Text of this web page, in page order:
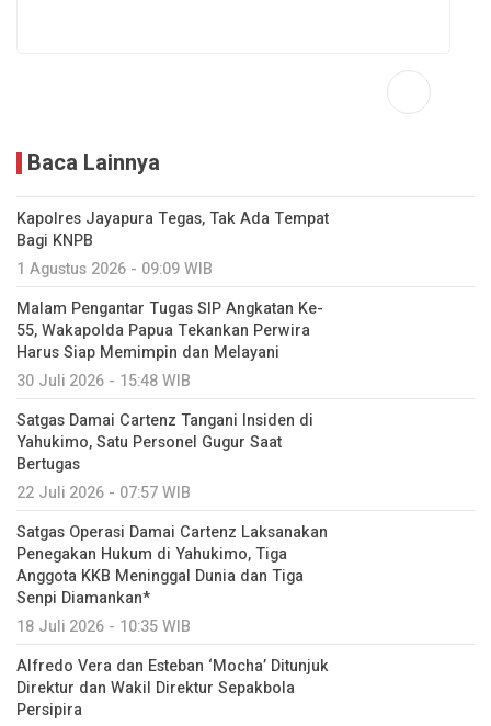
Baca Lainnya
Kapolres Jayapura Tegas, Tak Ada Tempat
Bagi KNPB
1 Agustus 2026 - 09:09 WIB
Malam Pengantar Tugas SIP Angkatan Ke-
55, Wakapolda Papua Tekankan Perwira
Harus Siap Memimpin dan Melayani
30 Juli 2026 - 15:48 WIB
Satgas Damai Cartenz Tangani Insiden di
Yahukimo, Satu Personel Gugur Saat
Bertugas
22 Juli 2026 - 07:57 WIB
Satgas Operasi Damai Cartenz Laksanakan
Penegakan Hukum di Yahukimo, Tiga
Anggota KKB Meninggal Dunia dan Tiga
Senpi Diamankan*
18 Juli 2026 - 10:35 WIB
Alfredo Vera dan Esteban ‘Mocha’ Ditunjuk
Direktur dan Wakil Direktur Sepakbola
Persipira